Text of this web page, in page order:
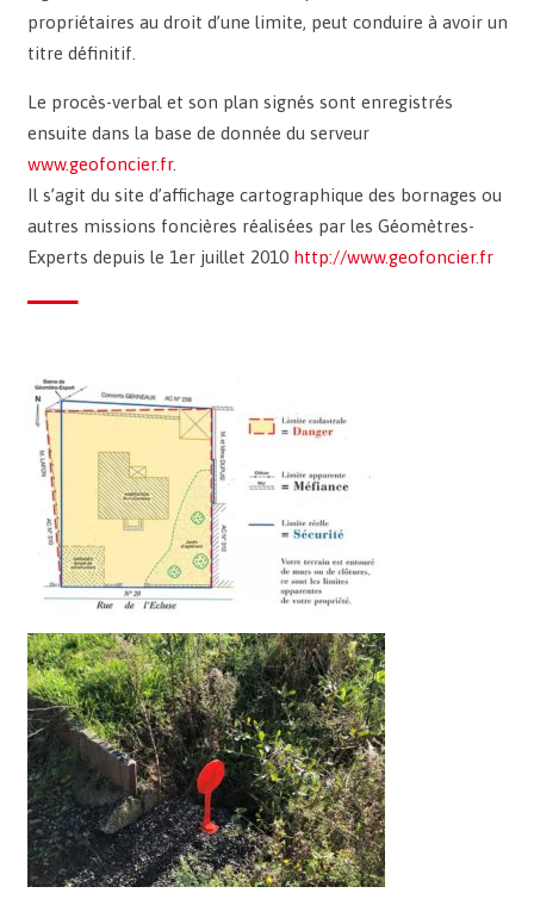
propriétaires au droit d’une limite, peut conduire à avoir un
titre définitif.
Le procès-verbal et son plan signés sont enregistrés
ensuite dans la base de donnée du serveur
www.geofoncier.fr.
Il s’agit du site d’affichage cartographique des bornages ou
autres missions foncières réalisées par les Géomètres-
Experts depuis le 1er juillet 2010 http://www.geofoncier.fr